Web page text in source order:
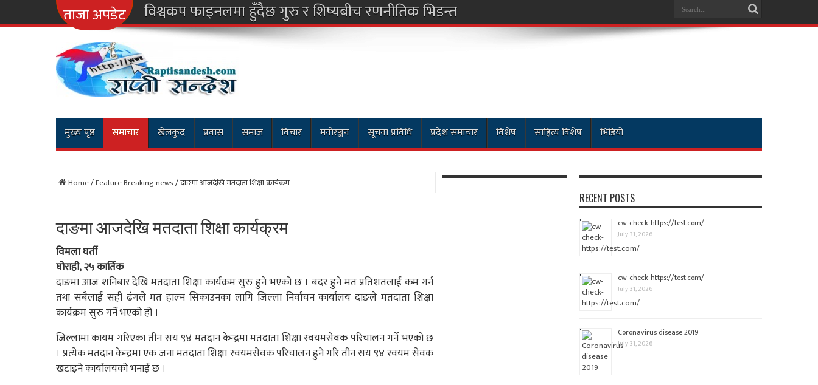
ताजा अपडेट नारायणगढ-म
मुख्य पृष्ठ समाचार खेलकुद प्रवास समाज विचार मनोरञ्जन सूचना प्रविधि प्रदेश समाचार विशेष साहित्य विशेष भिडियो
Home/Feature Breaking news/दाङमा आजदेखि मतदाता शिक्षा कार्यक्रम
दाङमा आजदेखि मतदाता शिक्षा कार्यक्रम
विमला घर्ती
घोराही, २५ कार्तिक
दाङमा आज शनिबार देखि मतदाता शिक्षा कार्यक्रम सुरु हुने भएको छ । बदर हुने मत प्रतिशतलाई कम गर्न
तथा सबैलाई सही ढंगले मत हाल्न सिकाउनका लागि जिल्ला निर्वाचन कार्यालय दाङले मतदाता शिक्षा
कार्यक्रम सुरु गर्ने भएको हो ।
जिल्लामा कायम गरिएका तीन सय ९४ मतदान केन्द्रमा मतदाता शिक्षा स्वयमसेवक परिचालन गर्ने भएको छ
। प्रत्येक मतदान केन्द्रमा एक जना मतदाता शिक्षा स्वयमसेवक परिचालन हुने गरि तीन सय ९४ स्वयम सेवक
खटाइने कार्यालयको भनाई छ ।
RECENT POSTS
cw-check-https://test.com/
July 31, 2026
cw-check-https://test.com/
July 31, 2026
Coronavirus disease 2019
July 31, 2026